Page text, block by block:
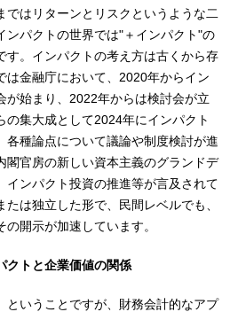
ではリターンとリスクというような二
ンパクトの世界では"＋インパクト"の
す。インパクトの考え方は古くから存
は金融庁において、2020年からイン
が始まり、2022年からは検討会が立
の集大成として2024年にインパクト
各種論点について議論や制度検討が進
閣官房の新しい資本主義のグランドデ
インパクト投資の推進等が言及されて
は独立した形で、民間レベルでも、
開示が加速しています。
クトと企業価値の関係
ということですが、財務会計的なアプ